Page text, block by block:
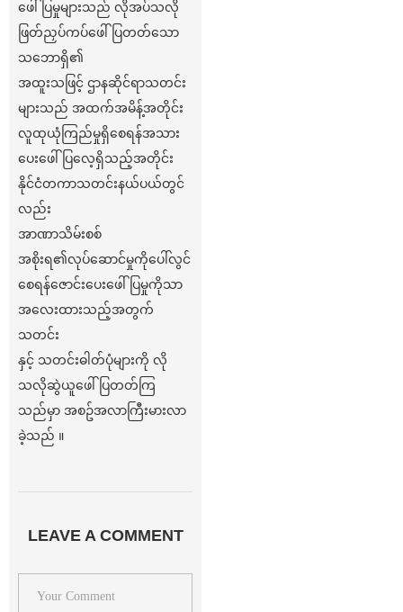
ဖေါ်ပြမှုများသည် လိုအပ်သလို
ဖြတ်ညှပ်ကပ်ဖေါ်ပြတတ်သော
သဘောရှိ၏
အထူးသဖြင့် ဌာနဆိုင်ရာသတင်း
များသည် အထက်အမိန့်အတိုင်း
လူထုယုံကြည်မှုရှိစေရန်အသား
ပေးဖေါ်ပြလေ့ရှိသည့်အတိုင်း
နိုင်ငံတကာသတင်းနယ်ပယ်တွင်
လည်း
အာဏာသိမ်းစစ်
အစိုးရ၏လုပ်ဆောင်မှုကိုပေါ်လွင်
စေရန်ဇောင်းပေးဖေါ်ပြမှုကိုသာ
အလေးထားသည့်အတွက်
သတင်း
နှင့် သတင်းဓါတ်ပုံများကို လို
သလိုဆွဲယူဖေါ်ပြတတ်ကြ
သည်မှာ အစဥ်အလာကြီးမားလာ
ခဲ့သည် ။
LEAVE A COMMENT